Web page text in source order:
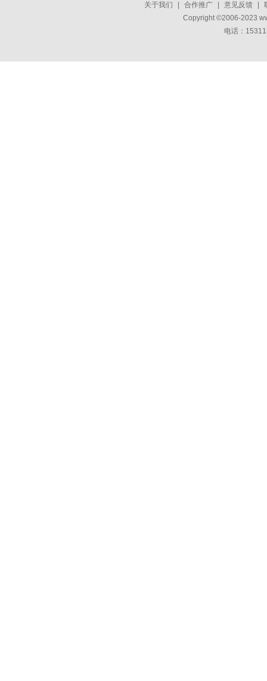
关于我们 合作推广 意见反馈
Copyright ©2006-2023
电话：